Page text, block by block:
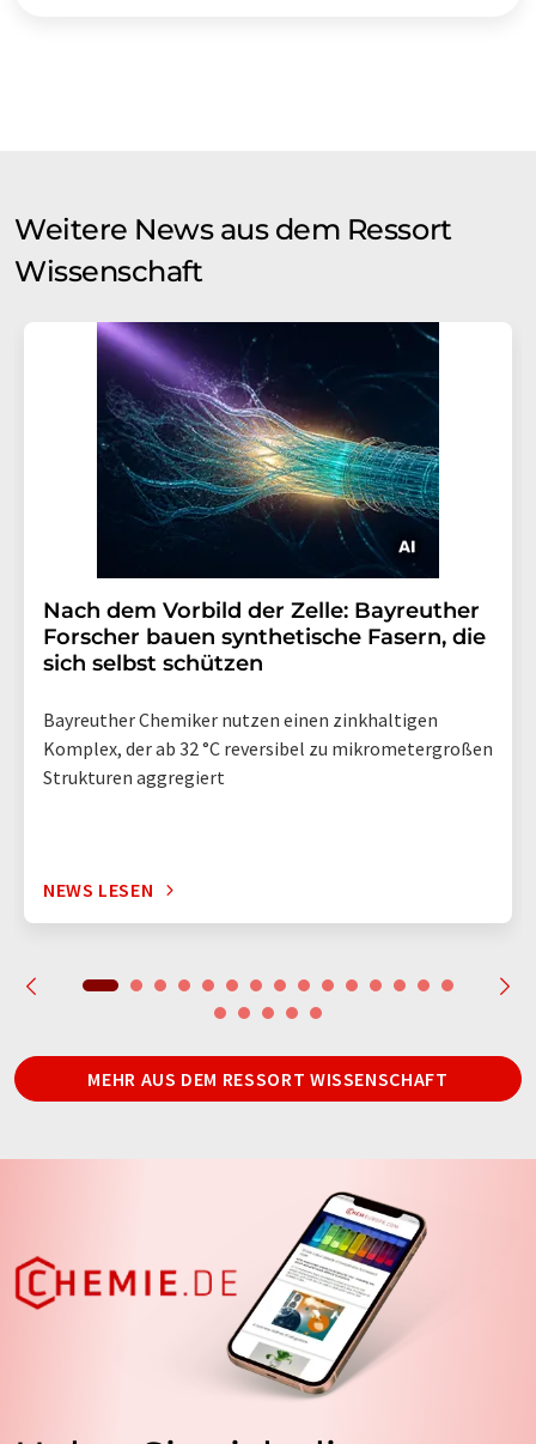
Weitere News aus dem Ressort
Wissenschaft
Nach dem Vorbild der Zelle: Bayreuther
Forscher bauen synthetische Fasern, die
sich selbst schützen
Bayreuther Chemiker nutzen einen zinkhaltigen
Komplex, der ab 32 °C reversibel zu mikrometergroßen
Strukturen aggregiert
NEWS LESEN
MEHR AUS DEM RESSORT WISSENSCHAFT